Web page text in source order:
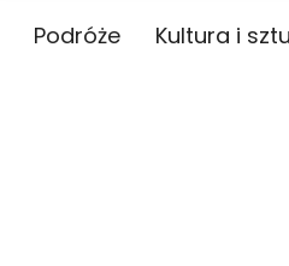
Podróże Kultura i